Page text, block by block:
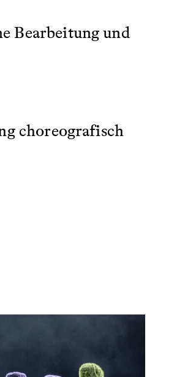
Bearbeitung und
choreografisch